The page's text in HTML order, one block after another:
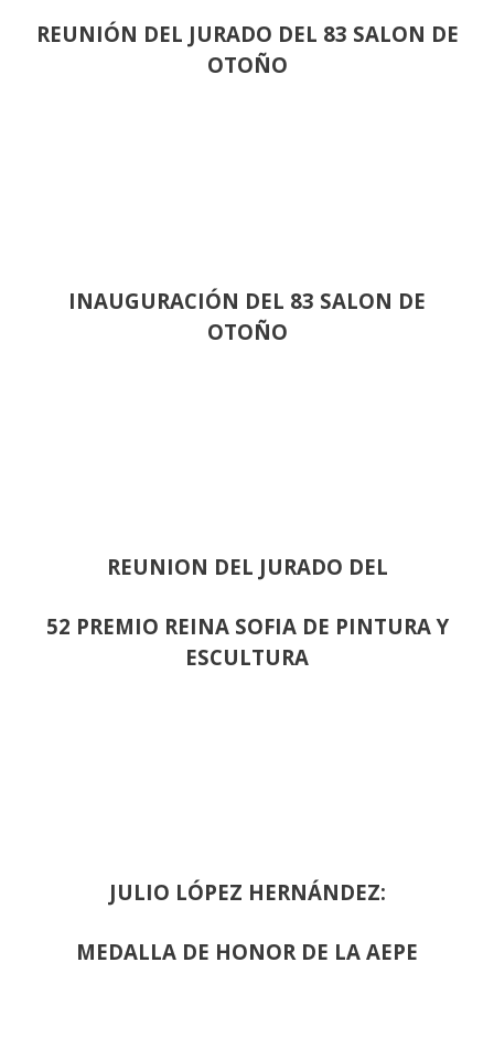
REUNIÓN DEL JURADO DEL 83 SALON DE
OTOÑO
INAUGURACIÓN DEL 83 SALON DE
OTOÑO
REUNION DEL JURADO DEL
52 PREMIO REINA SOFIA DE PINTURA Y
ESCULTURA
JULIO LÓPEZ HERNÁNDEZ:
MEDALLA DE HONOR DE LA AEPE